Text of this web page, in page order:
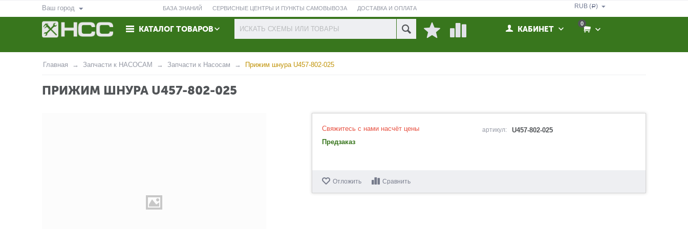
Ваш город БАЗА ЗНАНИЙ СЕРВИСНЫЕ ЦЕНТРЫ И ПУНКТЫ САМОВЫВОЗА ДОСТАВКА И ОПЛАТА
ВОЗВРАТ КОНТАКТЫ ПРОВЕРИТЬ СОСТОЯНИЕ РЕМОНТА
RUB (Р)
КАТАЛОГ ТОВАРОВ КАБИНЕТ
0
Главная Запчасти к НАСОСАМ Запчасти к Насосам Прижим шнура U457-802-025
ПРИЖИМ ШНУРА U457-802-025
Свяжитесь с нами насчёт цены
Предзаказ
артикул: U457-802-025
Отложить Сравнить